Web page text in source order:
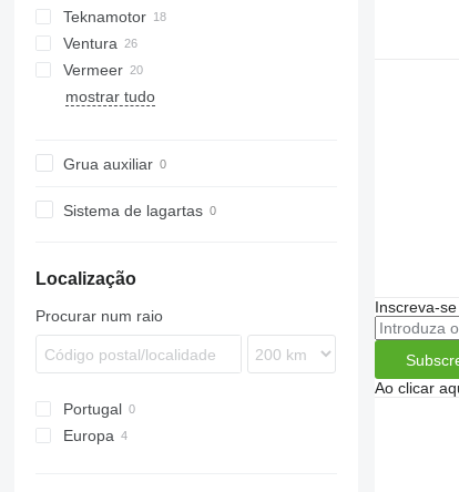
TR
QuadTrak
A-series
Hem
1510 E
Crambo
Big X
CS
TP
OL
PTH
MR
Teknamotor
Skorpion
1270
TW
Ventura
Vermeer
BC
FH
MZA
mostrar tudo
Grua auxiliar
Sistema de lagartas
Localização
Procurar num raio
Portugal
Europa
Inscreva-
Ao clicar